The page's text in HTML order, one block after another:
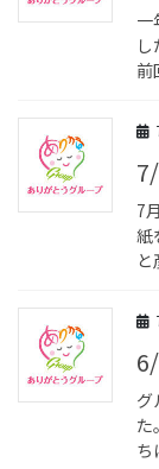
一
7
紙
グ
た